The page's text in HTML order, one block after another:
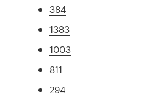
384
1383
1003
811
294